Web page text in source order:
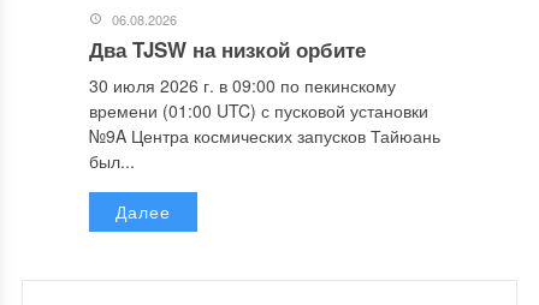
06.08.2026
Два TJSW на низкой орбите
30 июля 2026 г. в 09:00 по пекинскому
времени (01:00 UTC) с пусковой установки
№9A Центра космических запусков Тайюань
был...
Далее